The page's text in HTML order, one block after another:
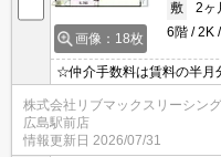
画像：18枚
敷
2ヶ
6階
2K
☆仲介手数料は賃料の半月
料☆都市ガスで光熱費を抑
心☆近隣にスーパー・コン
株式会社リブマックスリーシン
広島駅前店
情報更新日 2026/07/31